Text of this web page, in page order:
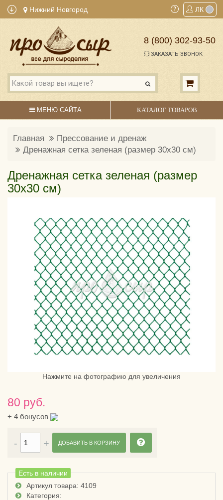
Нижний Новгород ЛК
8 (800) 302-93-50
ЗАКАЗАТЬ ЗВОНОК
МЕНЮ САЙТА КАТАЛОГ ТОВАРОВ
Главная
Прессование и дренаж
Дренажная сетка зеленая (размер 30х30 см)
Дренажная сетка зеленая (размер
30х30 см)
Нажмите на фотографию для увеличения
80 руб.
+ 4 бонусов
Есть в наличии
Артикул товара: 4109
Категория:
ДОБАВИТЬ В КОРЗИНУ